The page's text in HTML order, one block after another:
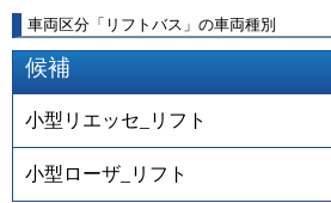
車両区分「リフトバス」の車両種別
候補
小型リエッセ_リフト
小型ローザ_リフト